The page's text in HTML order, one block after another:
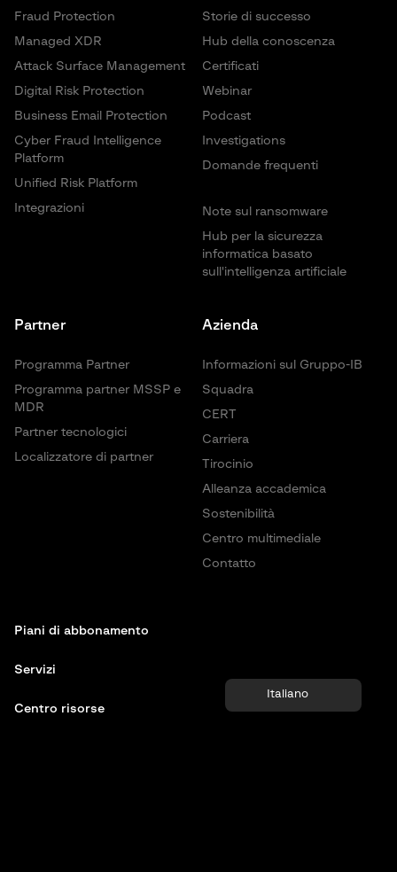
Storie di successo
Hub della conoscenza
Certificati
Webinar
Podcast
Investigations
Domande frequenti
Note sul ransomware
Hub per la sicurezza
informatica basato
sull'intelligenza artificiale
Fraud Protection
Managed XDR
Attack Surface Management
Digital Risk Protection
Business Email Protection
Cyber Fraud Intelligence
Platform
Unified Risk Platform
Integrazioni
Partner
Programma Partner
Programma partner MSSP e
MDR
Partner tecnologici
Localizzatore di partner
Azienda
Informazioni sul Gruppo-IB
Squadra
CERT
Carriera
Tirocinio
Alleanza accademica
Sostenibilità
Centro multimediale
Contatto
Piani di abbonamento
Servizi
Centro risorse
Italiano